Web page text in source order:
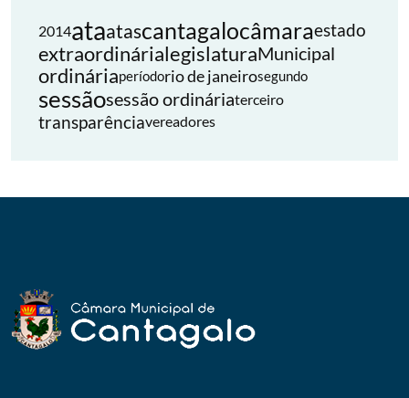
2014ataatascantagalocâmaraestado
extraordinárialegislaturaMunicipal
ordináriaperíodorio de janeirosegundo
sessãosessão ordináriaterceiro
transparênciavereadores